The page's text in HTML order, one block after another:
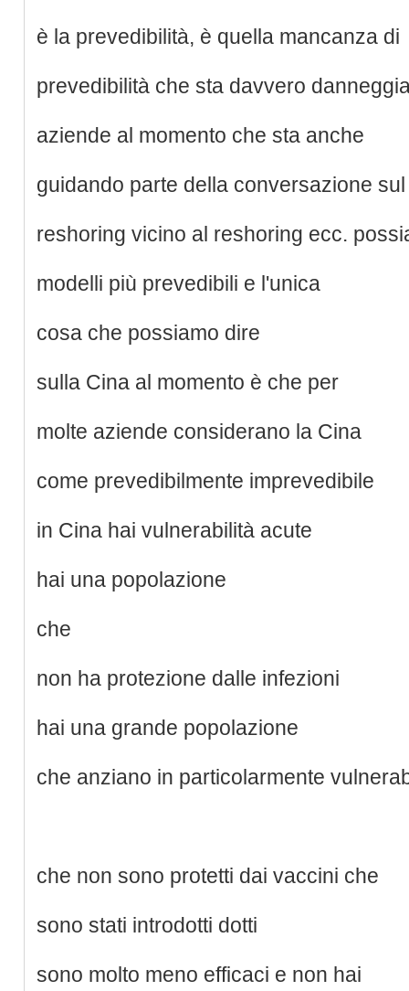
è la prevedibilità, è quella mancanza di
prevedibilità che sta davvero
aziende al momento che sta anche
guidando parte della conversazione sul
reshoring vicino al reshoring ecc.
modelli più prevedibili e l'unica
cosa che possiamo dire
sulla Cina al momento è che per
molte aziende considerano la Cina
come prevedibilmente imprevedibile
in Cina hai vulnerabilità acute
hai una popolazione
che
non ha protezione dalle infezioni
hai una grande popolazione
che anziano in particolarmente
che non sono protetti dai vaccini che
sono stati introdotti dotti
sono molto meno efficaci e non hai